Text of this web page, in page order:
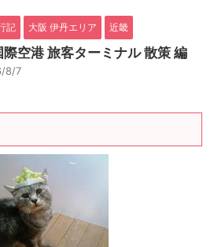
記 大阪 伊丹エリア 近畿
際空港 旅客ターミナル 散策 編
8/7